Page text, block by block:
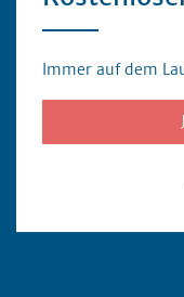
Immer auf dem